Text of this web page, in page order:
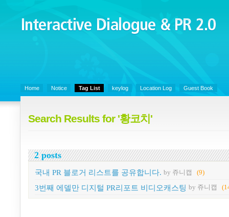
Interactive Dialogue &
PR 2.0
Home Notice Tag List keylog Location Log Guest Book
Search Results for '황코치'
2 posts
국내 PR 블로거 리스트를 공유합니다. by 쥬니캡 (9)
3번째 에델만 디지털 PR리포트 비디오캐스팅 by 쥬니캡